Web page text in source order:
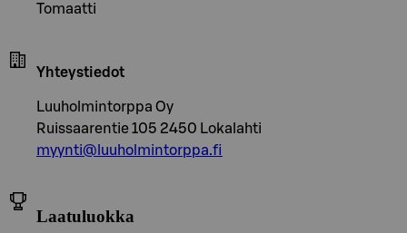
Tomaatti
Yhteystiedot
Luuholmintorppa Oy
Ruissaarentie 105 2450 Lokalahti
myynti@luuholmintorppa.fi
Laatuluokka